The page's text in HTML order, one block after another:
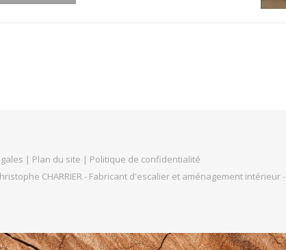
| Plan du site | Politique de confidentialité
CHARRIER - Fabricant d'escalier et aménagement intérieur -